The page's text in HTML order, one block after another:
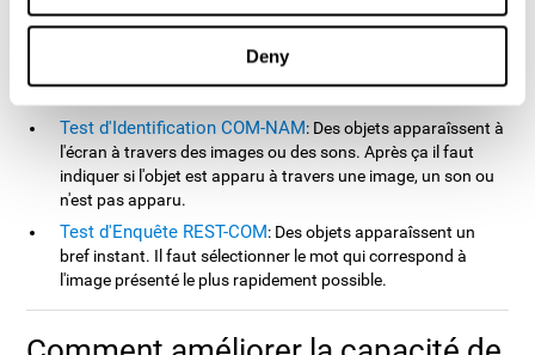
Deny
apparaîssent à l'écran durant un bref instant avant de
disparaître. Juste après apparaîssent quatre lettres, une
seule correspond à la première lettre du nom de l'objet, "la
Test d'Identification COM-NAM: Des objets apparaîssent à
l'écran à travers des images ou des sons. Après ça il faut
indiquer si l'objet est apparu à travers une image, un son ou
n'est pas apparu.
Test d'Enquête REST-COM: Des objets apparaîssent un
bref instant. Il faut sélectionner le mot qui correspond à
l'image présenté le plus rapidement possible.